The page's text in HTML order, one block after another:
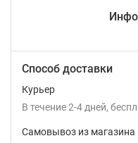
Способ доставки
Курьер
В течение2-4 дней
Самовывоз из магазина